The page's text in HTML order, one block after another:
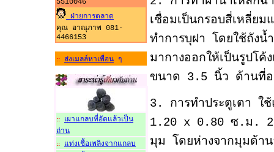
5510046
ฝ่ายการตลาด
คุณ อาณุภาพ 081-
4466153
:: ส่งเมลล์หาเพื่อน ๆ
::
เผาแกลบที่อัดแล้วเป็น
ถ่าน
:: แท่งเชื้อเพลิงจากแกลบ
เชื่อมเป็นกรอบสี่เหลี่ย
ทำการบุฝา โดยใช้ถังน้
มากางออกให้เป็นรูปโค้
ขนาด 3.5 นิ้ว ด้านที่อยู่
3. การทำประตูเตา ใ
1.20 x 0.80 ซ.ม. 2
มุม โดยห่างจากมุมด้า